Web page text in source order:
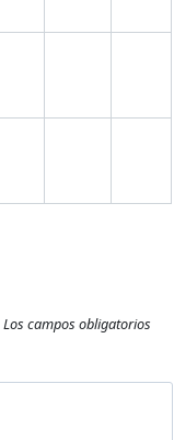
Los campos obligatorios